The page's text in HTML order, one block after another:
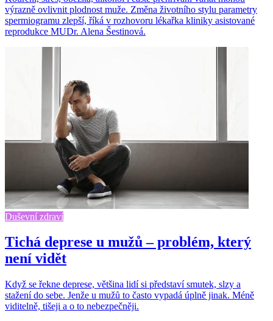
výrazně ovlivnit plodnost muže. Změna životního stylu parametry
spermiogramu zlepší, říká v rozhovoru lékařka kliniky asistované
reprodukce MUDr. Alena Šestinová.
Duševní zdraví
Tichá deprese u mužů – problém, který
není vidět
Když se řekne deprese, většina lidí si představí smutek, slzy a
stažení do sebe. Jenže u mužů to často vypadá úplně jinak. Méně
viditelně, tišeji a o to nebezpečněji.